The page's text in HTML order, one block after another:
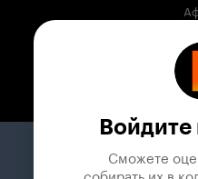
Служба
Сможете
собирать их в